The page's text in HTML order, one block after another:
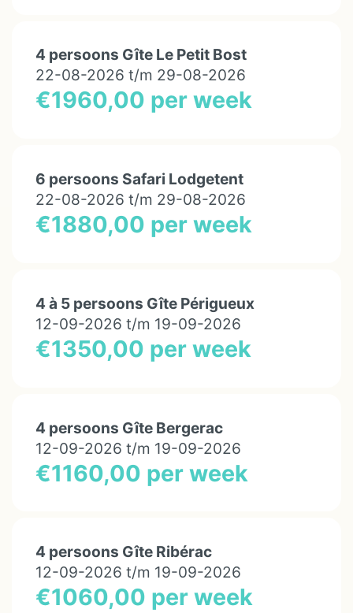
4 persoons Gîte Le Petit Bost
22-08-2026 t/m 29-08-2026
€1960,00 per week
6 persoons Safari Lodgetent
22-08-2026 t/m 29-08-2026
€1880,00 per week
4 à 5 persoons Gîte Périgueux
12-09-2026 t/m 19-09-2026
€1350,00 per week
4 persoons Gîte Bergerac
12-09-2026 t/m 19-09-2026
€1160,00 per week
4 persoons Gîte Ribérac
12-09-2026 t/m 19-09-2026
€1060,00 per week